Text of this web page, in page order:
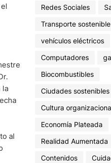
la
al
Redes Sociales
Transporte sostenible
vehículos eléctricos
Computadores
Biocombustibles
Ciudades sostenibles
Cultura
Economía Plateada
Realidad Aumentada
Contenidos